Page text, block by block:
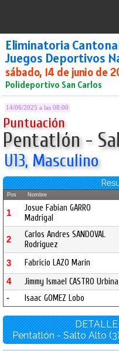
Eliminatoria
Juegos Deportivos
sábado, 14 de junio de
Polideportivo San Carlos
14/06/2025 a las 08:00
Puntuación
Pentatlón -
U13, Masculino
Pos Nombre
1
Josue Fabian GARRO
Madrigal
2
Carlos Andres SANDOVAL
Rodriguez
3 Fabricio LAZO Marin
4 Jimmy Ismael CASTRO Urbina
- Isaac GOMEZ Lobo
Pentatlón - Salto Alto